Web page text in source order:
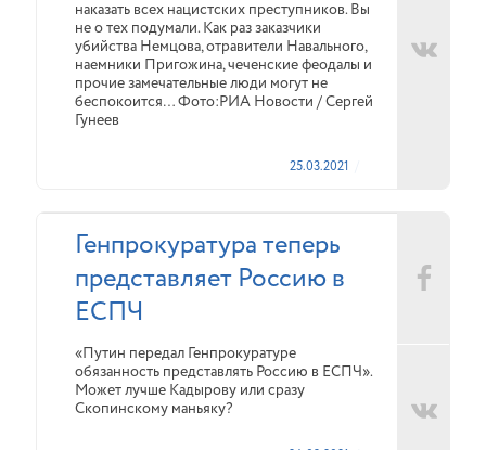
наказать всех нацистских преступников. Вы
не о тех подумали. Как раз заказчики
убийства Немцова, отравители Навального,
наемники Пригожина, чеченские феодалы и
прочие замечательные люди могут не
беспокоится… Фото:РИА Новости / Сергей
Гунеев
25.03.2021
Генпрокуратура теперь
представляет Россию в
ЕСПЧ
«Путин передал Генпрокуратуре
обязанность представлять Россию в ЕСПЧ».
Может лучше Кадырову или сразу
Скопинскому маньяку?